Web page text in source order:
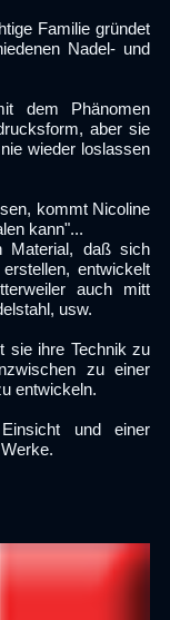
Familie gründet
Nadel- und
dem Phänomen
aber sie
wieder loslassen
kommt Nicoline
kann"...
Material, daß sich
entwickelt
auch mitt
usw.
sie ihre Technik zu
zu einer
entwickeln.
und einer